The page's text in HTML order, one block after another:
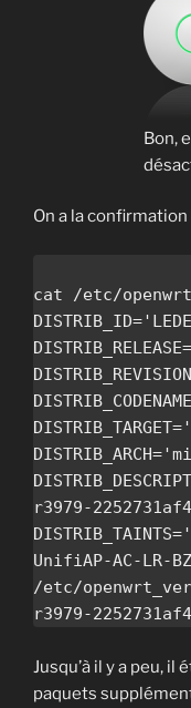
Bon,
On a la
cat /etc/
r3979-
UnifiAP-AC-LR-
/etc/
Jusqu’à il y a peu, il
paquets